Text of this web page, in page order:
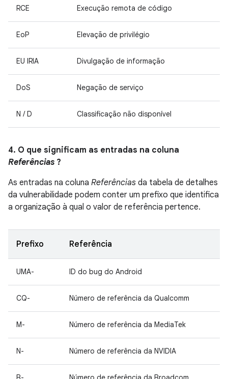
RCE Execução remota de código
EoP Elevação de privilégio
EU IRIA Divulgação de informação
DoS Negação de serviço
N / D Classificação não disponível
4. O que significam as entradas na coluna
Referências ?
As entradas na coluna Referências da tabela de detalhes
da vulnerabilidade podem conter um prefixo que identifica
a organização à qual o valor de referência pertence.
Prefixo Referência
UMA- ID do bug do Android
CQ- Número de referência da Qualcomm
M- Número de referência da MediaTek
N- Número de referência da NVIDIA